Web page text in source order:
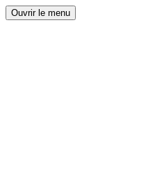
Ouvrir le menu